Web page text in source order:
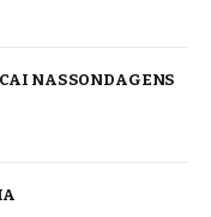
NAS SONDAGENS